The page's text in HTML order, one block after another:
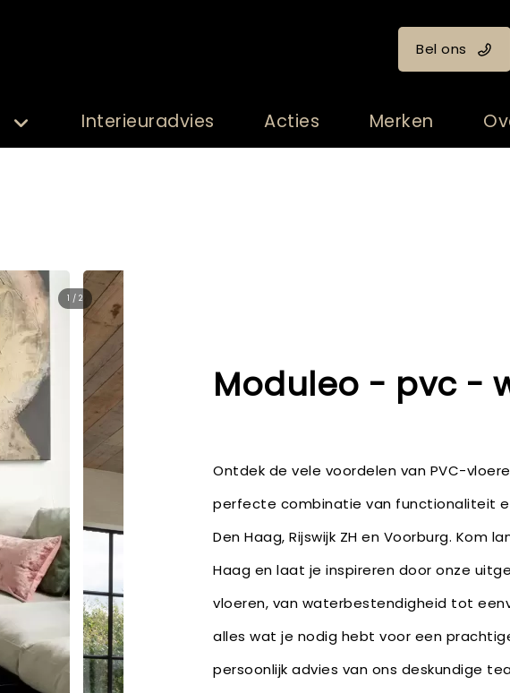
Bel ons
Interieuradvies Acties Merken
2 / 2
Moduleo - pvc -
Ontdek de vele voordelen van PVC-
perfecte combinatie van functionaliteit
Den Haag, Rijswijk ZH en Voorburg. Kom
Haag en laat je inspireren door onze
vloeren, van waterbestendigheid tot
alles wat je nodig hebt voor een
persoonlijk advies van ons deskundige